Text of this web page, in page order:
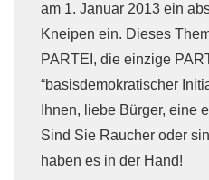
am 1. Januar 2013 ein
Kneipen ein. Dieses
PARTEI, die einzige
“basisdemokratischer
Ihnen, liebe Bürger, eine
Sind Sie Raucher oder
haben es in der Hand!